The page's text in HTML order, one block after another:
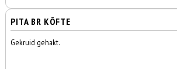
PITA BR KÖFTE
Gekruid gehakt.